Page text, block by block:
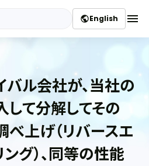
publicEnglish menu
バル会社が、当社の
て分解してその
上げ（リバースエ
グ）、同等の性能